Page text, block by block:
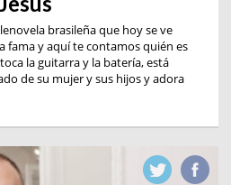
brasileña que hoy se ve
fama y aquí te contamos quién es
la guitarra y la batería, está
de su mujer y sus hijos y adora